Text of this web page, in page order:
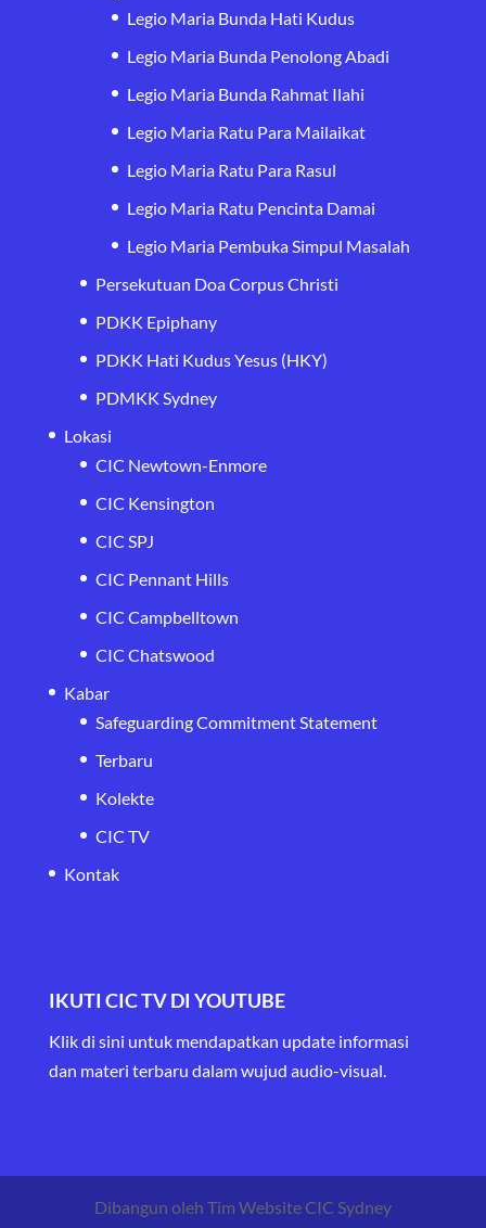
Legio Maria Bunda Hati Kudus
Legio Maria Bunda Penolong Abadi
Legio Maria Bunda Rahmat Ilahi
Legio Maria Ratu Para Mailaikat
Legio Maria Ratu Para Rasul
Legio Maria Ratu Pencinta Damai
Legio Maria Pembuka Simpul Masalah
Persekutuan Doa Corpus Christi
PDKK Epiphany
PDKK Hati Kudus Yesus (HKY)
PDMKK Sydney
Lokasi
CIC Newtown-Enmore
CIC Kensington
CIC SPJ
CIC Pennant Hills
CIC Campbelltown
CIC Chatswood
Kabar
Safeguarding Commitment Statement
Terbaru
Kolekte
CIC TV
Kontak
IKUTI CIC TV DI YOUTUBE
Klik di sini untuk mendapatkan update informasi
dan materi terbaru dalam wujud audio-visual.
Dibangun oleh Tim Website CIC Sydney